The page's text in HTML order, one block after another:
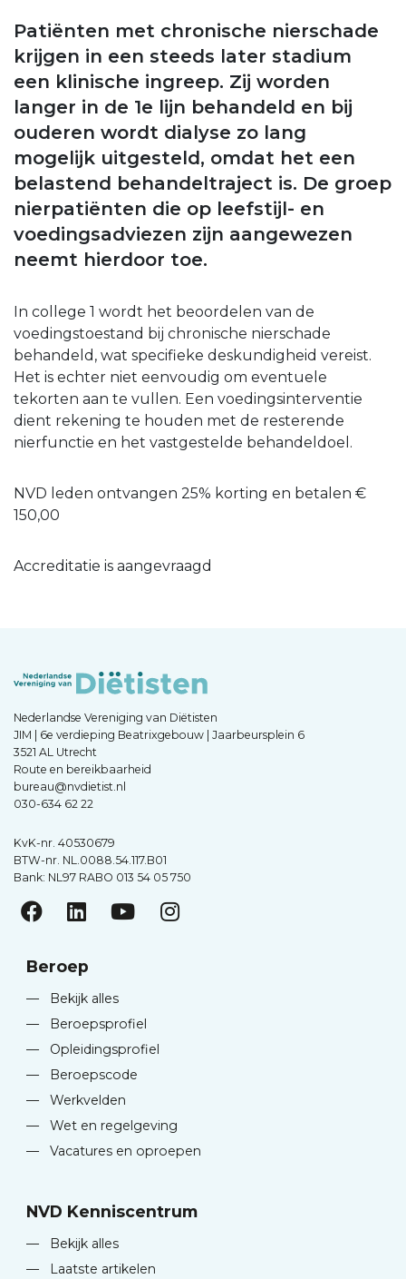
Patiënten met chronische nierschade
krijgen in een steeds later stadium
een klinische ingreep. Zij worden
langer in de 1e lijn behandeld en bij
ouderen wordt dialyse zo lang
mogelijk uitgesteld, omdat het een
belastend behandeltraject is. De groep
nierpatiënten die op leefstijl- en
voedingsadviezen zijn aangewezen
neemt hierdoor toe.
In college 1 wordt het beoordelen van de
voedingstoestand bij chronische nierschade
behandeld, wat specifieke deskundigheid vereist.
Het is echter niet eenvoudig om eventuele
tekorten aan te vullen. Een voedingsinterventie
dient rekening te houden met de resterende
nierfunctie en het vastgestelde behandeldoel.
NVD leden ontvangen 25% korting en betalen €
150,00
Accreditatie is aangevraagd
Nederlandse Vereniging van Diëtisten
JIM | 6e verdieping Beatrixgebouw | Jaarbeursplein 6
3521 AL Utrecht
Route en bereikbaarheid
bureau@nvdietist.nl
030-634 62 22
KvK-nr. 40530679
BTW-nr. NL.0088.54.117.B01
Bank: NL97 RABO 013 54 05 750
Beroep
—
Bekijk alles
—
Beroepsprofiel
—
Opleidingsprofiel
—
Beroepscode
—
Werkvelden
—
Wet en regelgeving
—
Vacatures en oproepen
NVD Kenniscentrum
—
Bekijk alles
—
Laatste artikelen